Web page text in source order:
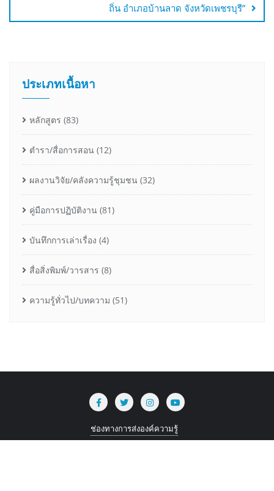
ถิ่น อำเภอบ้านลาด จังหวัดเพชรบุรี”
ประเภทเนื้อหา
หลักสูตร (83)
ตำรา/สื่อการสอน (12)
ผลงานวิจัย/คลังความรู้ชุมชน (32)
คู่มือการปฏิบัติงาน (81)
บันทึกการเล่าเรื่อง (4)
สื่อสิ่งพิมพ์/วารสาร (8)
ความรู้ทั่วไป/บทความ (51)
ช่องทางการส่งองค์ความรู้